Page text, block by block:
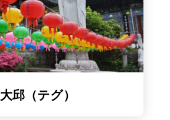
大邱（テグ）